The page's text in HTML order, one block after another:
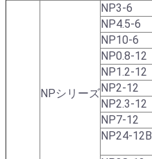
NPシリーズ
NP3-6
NP4.5-6
NP10-6
NP0.8-12
NP1.2-12
NP2-12
NP2.3-12
NP7-12
NP24-12B